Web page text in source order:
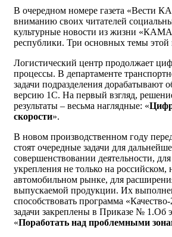
В очередном номере газета «Вести
вниманию своих читателей
культурные новости из жизни
республики. Три основных темы этой
Логистический центр продолжает
процессы. В департаменте
задачи подразделения дорабатывают
версию 1С. На первый взгляд,
результаты – весьма наглядные: «
скорости».
В новом производственном году
стоят очередные задачи для
совершенствовании деятельности,
укрепления не только на
автомобильном рынке, для
выпускаемой продукции. Их
способствовать программа
задачи закреплены в Приказе № 1.Об
«Поработать над проблемными